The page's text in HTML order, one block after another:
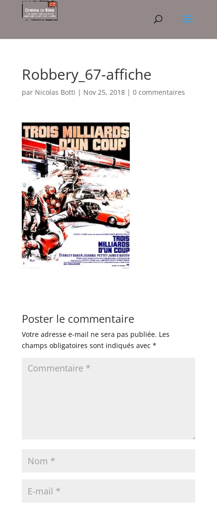
Robbery_67-affiche
par Nicolas Botti | Nov 25, 2018| 0 commentaires
Poster le commentaire
Votre adresse e-mail ne sera pas publiée. Les
champs obligatoires sont indiqués avec *